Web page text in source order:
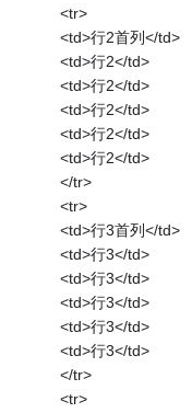
<tr>
<td>行2首列</td>
<td>行2</td>
<td>行2</td>
<td>行2</td>
<td>行2</td>
<td>行2</td>
</tr>
<tr>
<td>行3首列</td>
<td>行3</td>
<td>行3</td>
<td>行3</td>
<td>行3</td>
<td>行3</td>
</tr>
<tr>